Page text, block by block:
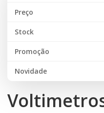
Preço
Stock
Promoção
Novidade